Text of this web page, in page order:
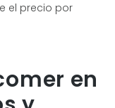
el precio por
en